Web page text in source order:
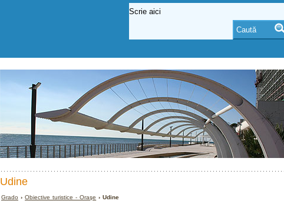
Udine
Grado ›Obiective turistice - Oraşe › Udine
Caută